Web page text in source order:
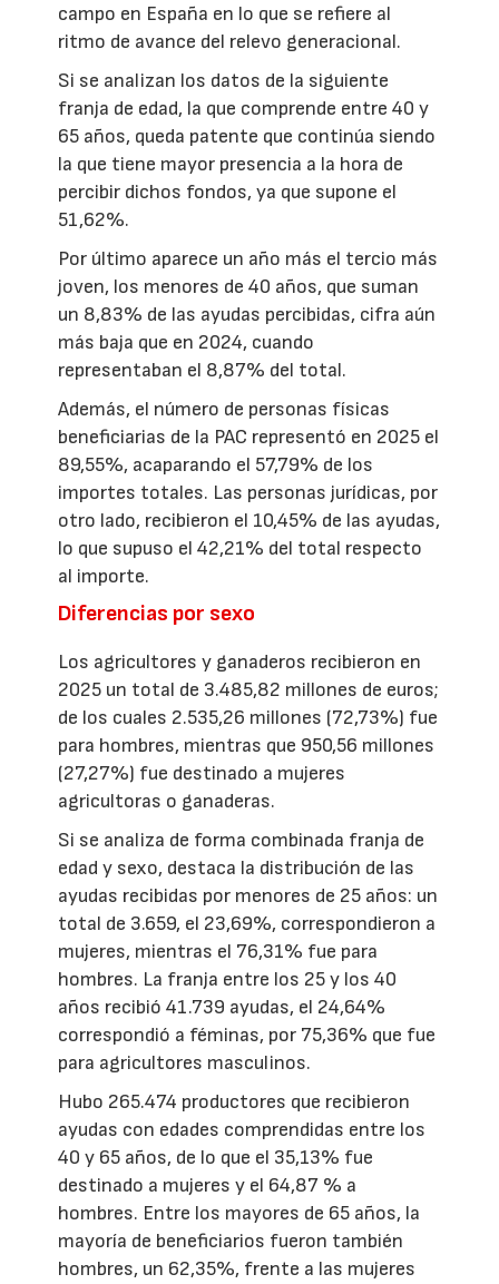
campo en España en lo que se refiere al
ritmo de avance del relevo generacional.
Si se analizan los datos de la siguiente
franja de edad, la que comprende entre 40 y
65 años, queda patente que continúa siendo
la que tiene mayor presencia a la hora de
percibir dichos fondos, ya que supone el
51,62%.
Por último aparece un año más el tercio más
joven, los menores de 40 años, que suman
un 8,83% de las ayudas percibidas, cifra aún
más baja que en 2024, cuando
representaban el 8,87% del total.
Además, el número de personas físicas
beneficiarias de la PAC representó en 2025 el
89,55%, acaparando el 57,79% de los
importes totales. Las personas jurídicas, por
otro lado, recibieron el 10,45% de las ayudas,
lo que supuso el 42,21% del total respecto
al importe.
Diferencias por sexo
Los agricultores y ganaderos recibieron en
2025 un total de 3.485,82 millones de euros;
de los cuales 2.535,26 millones (72,73%) fue
para hombres, mientras que 950,56 millones
(27,27%) fue destinado a mujeres
agricultoras o ganaderas.
Si se analiza de forma combinada franja de
edad y sexo, destaca la distribución de las
ayudas recibidas por menores de 25 años: un
total de 3.659, el 23,69%, correspondieron a
mujeres, mientras el 76,31% fue para
hombres. La franja entre los 25 y los 40
años recibió 41.739 ayudas, el 24,64%
correspondió a féminas, por 75,36% que fue
para agricultores masculinos.
Hubo 265.474 productores que recibieron
ayudas con edades comprendidas entre los
40 y 65 años, de lo que el 35,13% fue
destinado a mujeres y el 64,87 % a
hombres. Entre los mayores de 65 años, la
mayoría de beneficiarios fueron también
hombres, un 62,35%, frente a las mujeres